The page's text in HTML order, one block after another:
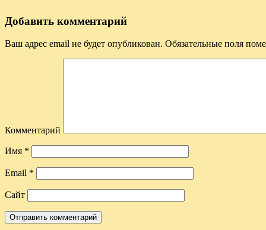
Добавить комментарий
Ваш адрес email не будет опубликован. Обязательные поля
Комментарий
Имя *
Email *
Сайт